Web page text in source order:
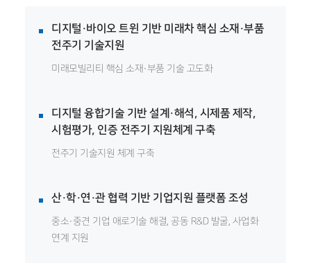
디지털·바이오 트윈 기반 미래차 핵심 소재·부품
전주기 기술지원
미래모빌리티 핵심 소재·부품 기술 고도화
디지털 융합기술 기반 설계·해석, 시제품 제작,
시험평가, 인증 전주기 지원체계 구축
전주기 기술지원 체계 구축
산·학·연·관 협력 기반 기업지원 플랫폼 조성
중소·중견 기업 애로기술 해결, 공동 R&D 발굴, 사업화
연계 지원